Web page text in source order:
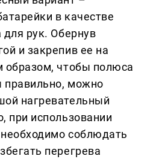
в качестве
для рук. Обернув
и закрепив ее на
образом, чтобы полюса
правильно, можно
нагревательный
при использовании
соблюдать
перегрева